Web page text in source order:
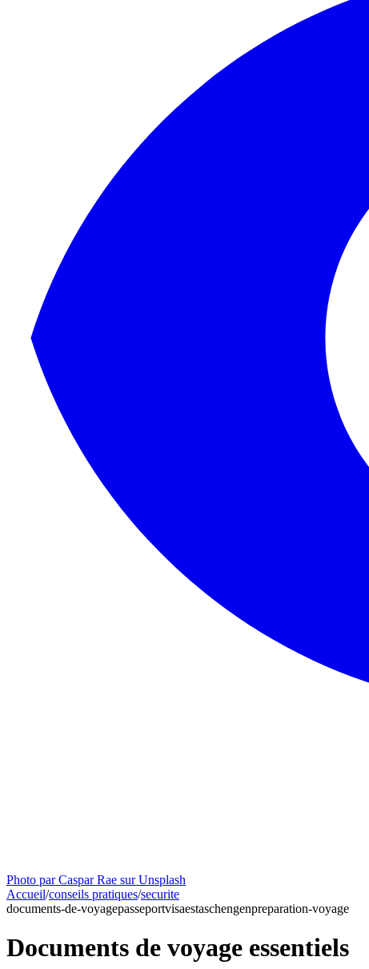
Photo par Caspar Rae sur Unsplash
Accueil/conseils pratiques/securite
documents-de-voyagepasseportvisaestaschengenpreparation-voyage
Documents de voyage essentiels